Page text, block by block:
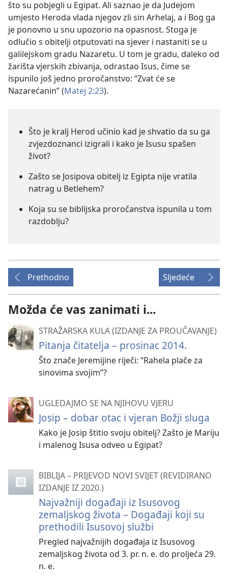
što su pobjegli u Egipat. Ali saznao je da Judejom
umjesto Heroda vlada njegov zli sin Arhelaj, a i Bog ga
je ponovno u snu upozorio na opasnost. Stoga je
odlučio s obitelji otputovati na sjever i nastaniti se u
galilejskom gradu Nazaretu. U tom je gradu, daleko od
žarišta vjerskih zbivanja, odrastao Isus, čime se
ispunilo još jedno proročanstvo: “Zvat će se
Nazarećanin” (Matej 2:23).
Što je kralj Herod učinio kad je shvatio da su ga
zvjezdoznanci izigrali i kako je Isusu spašen
život?
Zašto se Josipova obitelj iz Egipta nije vratila
natrag u Betlehem?
Koja su se biblijska proročanstva ispunila u tom
razdoblju?
Prethodno Sljedeće
Možda će vas zanimati i...
STRAŽARSKA KULA (IZDANJE ZA PROUČAVANJE)
Pitanja čitatelja – prosinac 2014.
Što znače Jeremijine riječi: “Rahela plače za
sinovima svojim”?
UGLEDAJMO SE NA NJIHOVU VJERU
Josip – dobar otac i vjeran Božji sluga
Kako je Josip štitio svoju obitelj? Zašto je Mariju
i malenog Isusa odveo u Egipat?
BIBLIJA – PRIJEVOD NOVI SVIJET (REVIDIRANO
IZDANJE IZ 2020.)
Najvažniji događaji iz Isusovog
zemaljskog života – Događaji koji su
prethodili Isusovoj službi
Pregled najvažnijih događaja iz Isusovog
zemaljskog života od 3. pr. n. e. do proljeća 29.
n. e.